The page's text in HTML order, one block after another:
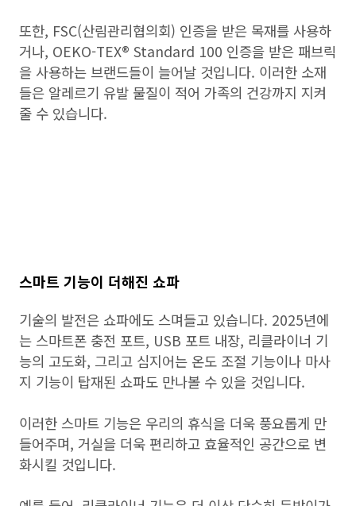
또한, FSC(산림관리협의회) 인증을 받은 목재를 사용하
거나, OEKO-TEX® Standard 100 인증을 받은 패브릭
을 사용하는 브랜드들이 늘어날 것입니다. 이러한 소재
들은 알레르기 유발 물질이 적어 가족의 건강까지 지켜
줄 수 있습니다.
스마트 기능이 더해진 쇼파
기술의 발전은 쇼파에도 스며들고 있습니다. 2025년에
는 스마트폰 충전 포트, USB 포트 내장, 리클라이너 기
능의 고도화, 그리고 심지어는 온도 조절 기능이나 마사
지 기능이 탑재된 쇼파도 만나볼 수 있을 것입니다.
이러한 스마트 기능은 우리의 휴식을 더욱 풍요롭게 만
들어주며, 거실을 더욱 편리하고 효율적인 공간으로 변
화시킬 것입니다.